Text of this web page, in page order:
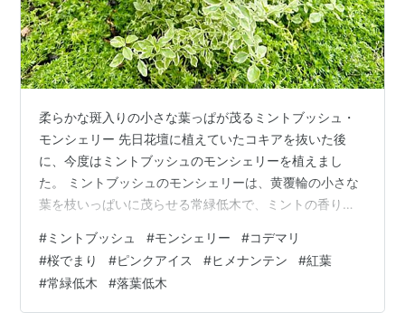
柔らかな斑入りの小さな葉っぱが茂るミントブッシュ・
モンシェリー 先日花壇に植えていたコキアを抜いた後
に、今度はミントブッシュのモンシェリーを植えまし
た。 ミントブッシュのモンシェリーは、黄覆輪の小さな
葉を枝いっぱいに茂らせる常緑低木で、ミントの香りが
葉っぱがよく茂っていて綺麗です😊 ミントの香り？はよ
く分かりませんでした💦大きく生長して来たら分かるの
かな^_^; 緑が少なくなる季節に青々と茂ってくれる ミン
トブッシュのモンシェリーは貴重な存在ですね
#ミントブッシュ #モンシェリー #コデマリ
#桜でまり #ピンクアイス #ヒメナンテン #紅葉
#常緑低木 #落葉低木